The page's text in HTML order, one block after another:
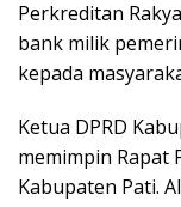
Perkreditan
bank milik
kepada
Ketua DPRD
memimpin Rapat
Kabupaten Pati.